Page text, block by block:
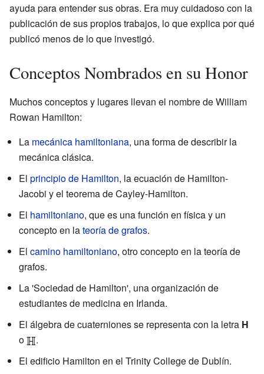
ayuda para entender sus obras. Era muy cuidadoso con la
publicación de sus propios trabajos, lo que explica por qué
publicó menos de lo que investigó.
Conceptos Nombrados en su Honor
Muchos conceptos y lugares llevan el nombre de William
Rowan Hamilton:
La mecánica hamiltoniana, una forma de describir la
mecánica clásica.
El principio de Hamilton, la ecuación de Hamilton-
Jacobi y el teorema de Cayley-Hamilton.
El hamiltoniano, que es una función en física y un
concepto en lateoría de grafos.
El camino hamiltoniano, otro concepto en la teoría de
grafos.
La 'Sociedad de Hamilton', una organización de
estudiantes de medicina en Irlanda.
El álgebra de cuaterniones se representa con la letra H
o
.
El edificio Hamilton en el Trinity College de Dublín.